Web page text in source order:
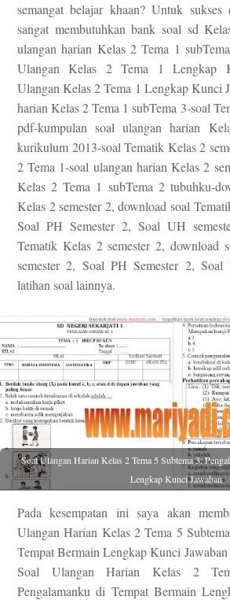
semangat belajar khaan? Untuk
sangat membutuhkan bank soal sd
ulangan harian Kelas 2 Tema 1
Ulangan Kelas 2 Tema 1 Lengkap
Ulangan Kelas 2 Tema 1 Lengkap Kunci
harian Kelas 2 Tema 1 subTema 3-soal
pdf-kumpulan soal ulangan harian
kurikulum 2013-soal Tematik Kelas 2
2 Tema 1-soal ulangan harian Kelas 2
Kelas 2 Tema 1 subTema 2 tubuhku-
Kelas 2 semester 2, download soal
Soal PH Semester 2, Soal UH
Tematik Kelas 2 semester 2, download
semester 2, Soal PH Semester 2,
latihan soal lainnya.
Soal Ulangan Harian Kelas 2 Tema 5 Subtema 3:
Lengkap Kunci Jawaban
Pada kesempatan ini saya akan
Ulangan Harian Kelas 2 Tema 5
Tempat Bermain Lengkap Kunci
Soal Ulangan Harian Kelas 2
Pengalamanku di Tempat Bermain